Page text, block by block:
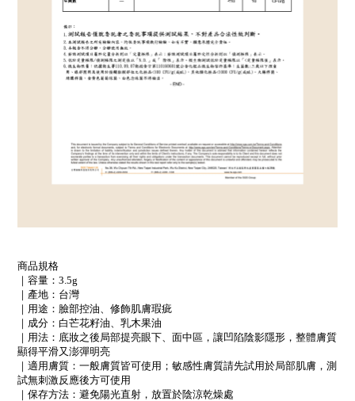
商品規格
｜容量： 3.5g
｜產地：台灣
｜用途：臉部控油、修飾肌膚瑕疵
｜成分：白芒花籽油、乳木果油
｜用法：底妝之後局部提亮眼下、面中區，讓凹陷陰影隱形，整體膚質
顯得平滑又澎彈明亮
｜適用膚質：一般膚質皆可使用；敏感性膚質請先試用於局部肌膚，測
試無刺激反應後方可使用
｜保存方法：避免陽光直射，放置於陰涼乾燥處